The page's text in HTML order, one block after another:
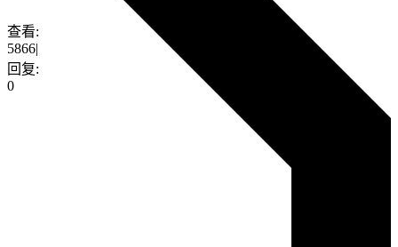
查看:
5866|
回复:
0